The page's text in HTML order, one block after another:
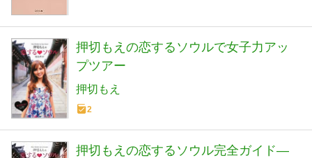
押切もえの恋するソウルで女子力アッ
プツアー
押切もえ
2
押切もえの恋するソウル完全ガイド―